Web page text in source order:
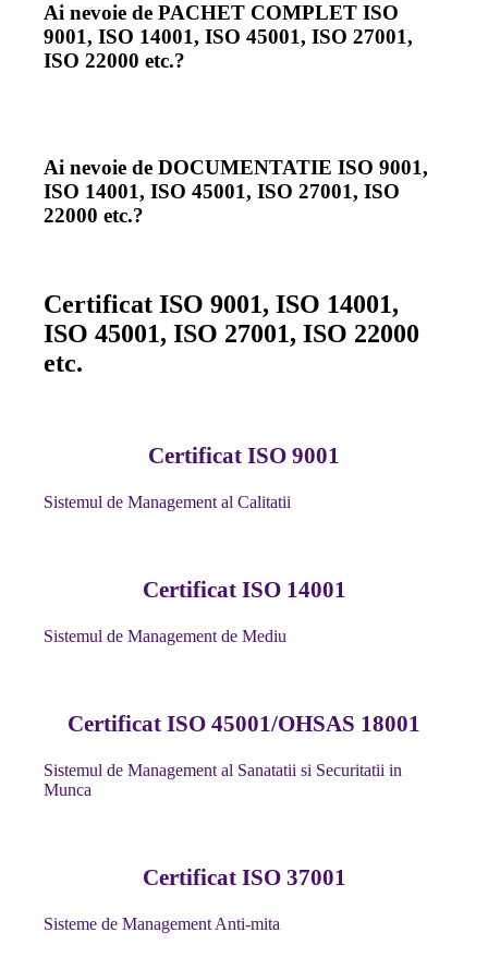
Ai nevoie de PACHET COMPLET ISO
9001, ISO 14001, ISO 45001, ISO 27001,
ISO 22000 etc.?
Ai nevoie de DOCUMENTATIE ISO 9001,
ISO 14001, ISO 45001, ISO 27001, ISO
22000 etc.?
Certificat ISO 9001, ISO 14001,
ISO 45001, ISO 27001, ISO 22000
etc.
Certificat ISO 9001
Sistemul de Management al Calitatii
Certificat ISO 14001
Sistemul de Management de Mediu
Certificat ISO 45001/OHSAS 18001
Sistemul de Management al Sanatatii si Securitatii in
Munca
Certificat ISO 37001
Sisteme de Management Anti-mita